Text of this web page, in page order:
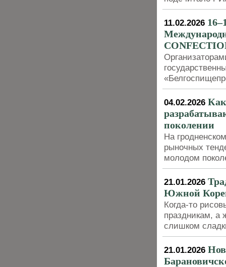
11.02.2026
04.02.2026
поколении
На
рыночных
молодом
21.01.2026
Южной
Когда-то
праздникам, а
слишком
21.01.2026